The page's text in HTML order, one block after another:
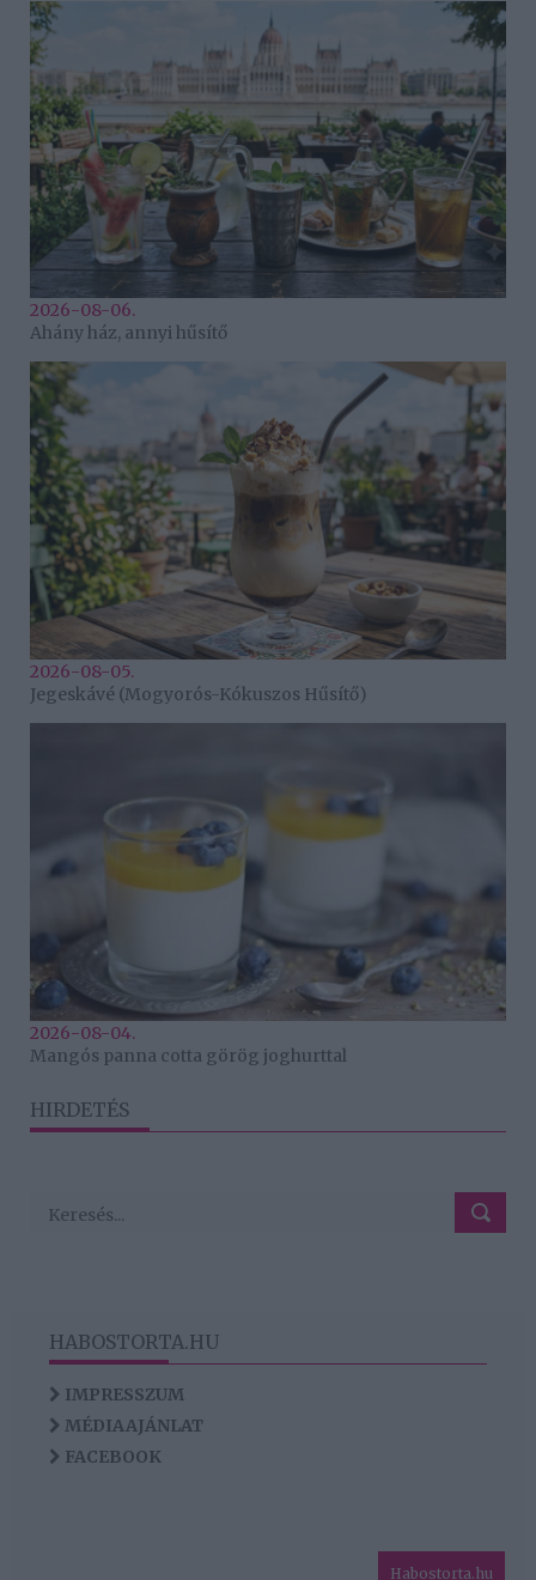
2026-08-06.
Ahány ház, annyi hűsítő
2026-08-05.
Jegeskávé (Mogyorós-Kókuszos Hűsítő)
2026-08-04.
Mangós panna cotta görög joghurttal
HIRDETÉS
HABOSTORTA.HU
IMPRESSZUM
MÉDIAAJÁNLAT
FACEBOOK
Habostorta.hu